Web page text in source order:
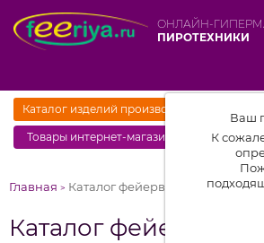
ОНЛАЙН-
ПИРОТЕХНИКИ
Ваш
К
Каталог изделий производителя "
Товары интернет-магазина
Главная > Каталог фейерверков
Каталог